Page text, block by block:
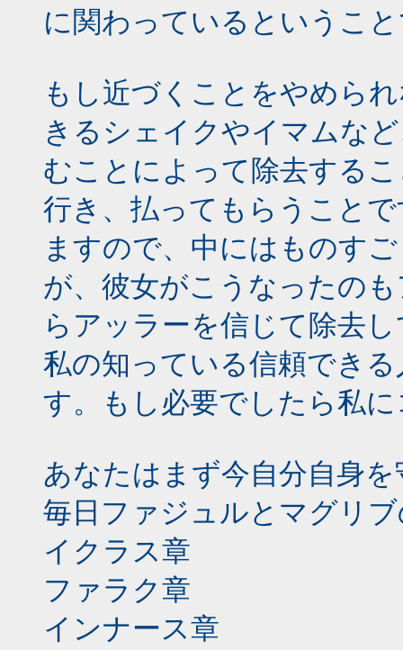
に関わっているというこ
もし近づくことをやめら
きるシェイクやイマムな
むことによって除去する
行き、払ってもらうこと
ますので、中にはものす
が、彼女がこうなったの
らアッラーを信じて除去
私の知っている信頼でき
す。もし必要でしたら私
あなたはまず今自分自身
毎日ファジュルとマグリ
イクラス章
ファラク章
インナース章